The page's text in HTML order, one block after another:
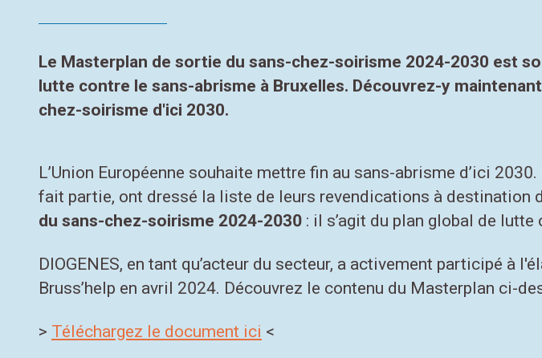
Le Masterplan de sortie du sans-chez-soirisme 2024-2030 est
lutte contre le sans-abrisme à Bruxelles. Découvrez-y
chez-soirisme d'ici 2030.
L’Union Européenne souhaite mettre fin au sans-abrisme d’ici
fait partie, ont dressé la liste de leurs revendications à destination
du sans-chez-soirisme 2024-2030: il s’agit du plan global de
DIOGENES, en tant qu’acteur du secteur, a activement participé à
Bruss’help en avril 2024. Découvrez le contenu du Masterplan ci-
> Téléchargez le document ici <